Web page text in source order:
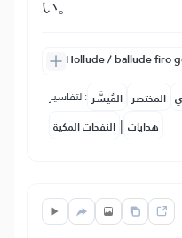
い。
Hollude
التفاسير: المُيسَّر المختصر
النفحات المكية | هدايات